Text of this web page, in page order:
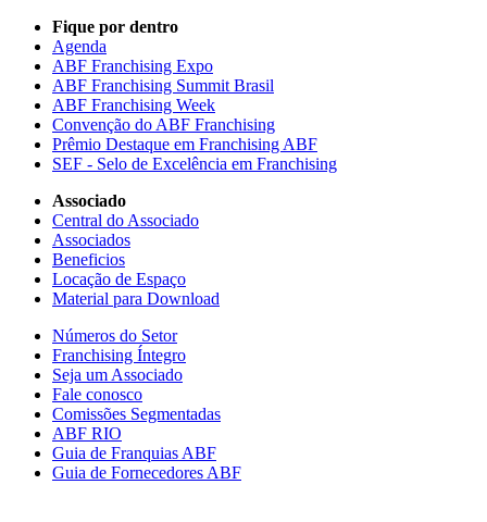
Fique por dentro
Agenda
ABF Franchising Expo
ABF Franchising Summit Brasil
ABF Franchising Week
Convenção do ABF Franchising
Prêmio Destaque em Franchising ABF
SEF - Selo de Excelência em Franchising
Associado
Central do Associado
Associados
Beneficios
Locação de Espaço
Material para Download
Números do Setor
Franchising Íntegro
Seja um Associado
Fale conosco
Comissões Segmentadas
ABF RIO
Guia de Franquias ABF
Guia de Fornecedores ABF